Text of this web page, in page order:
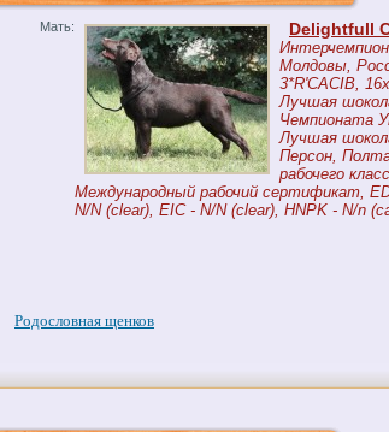
Мать: Delightfull
Молдовы,
3*R'CACIB,
Лучшая
Чемпионата
Лучшая
Персон,
рабочего
Международный рабочий сертификат,
N/N (clear), EIC - N/N (clear), HNPK - N/n
Родословная щенков